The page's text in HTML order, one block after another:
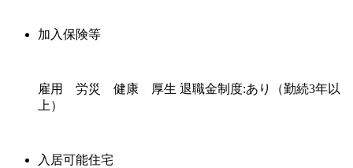
加入保険等
雇用 労災 健康 厚生 退職金制度:あり（勤続3年以
上）
入居可能住宅